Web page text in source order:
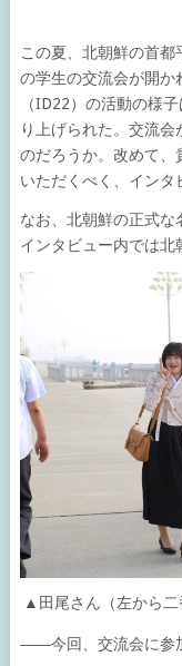
この夏、北朝鮮の首
の学生の交流会が開か
（ID22）の活動の様
り上げられた。交流
のだろうか。改めて、
いただくべく、インタ
なお、北朝鮮の正式な
インタビュー内では北
▲田尾さん（左から二
――今回、交流会に参